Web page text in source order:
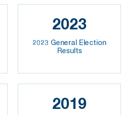
2023
2023 General Election
Results
2019